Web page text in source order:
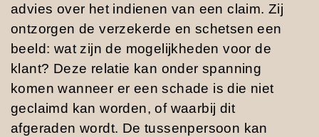
advies over het indienen van een claim. Zij
ontzorgen de verzekerde en schetsen een
beeld: wat zijn de mogelijkheden voor de
klant? Deze relatie kan onder spanning
komen wanneer er een schade is die niet
geclaimd kan worden, of waarbij dit
afgeraden wordt. De tussenpersoon kan